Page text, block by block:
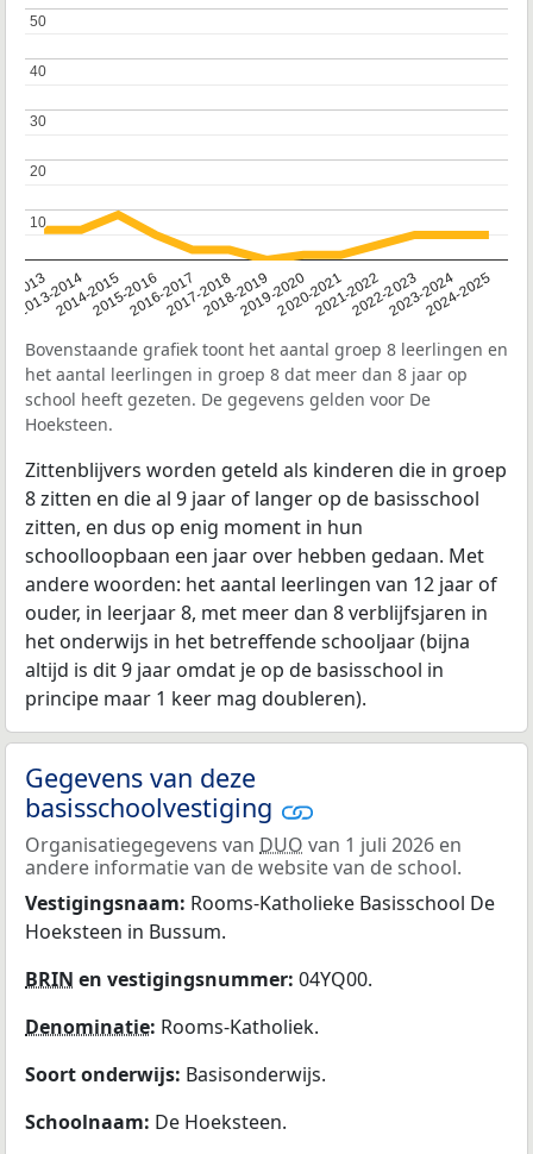
2013
2013-2014
2014-20152015-20162016-20172017-20182018-20192019-20202020-20212021-20222022-20232023-20242024-2025
10
10
20
20
30
30
40
40
50
50
Bovenstaande grafiek toont het aantal groep 8 leerlingen en
het aantal leerlingen in groep 8 dat meer dan 8 jaar op
school heeft gezeten. De gegevens gelden voor De
Hoeksteen.
Zittenblijvers worden geteld als kinderen die in groep
8 zitten en die al 9 jaar of langer op de basisschool
zitten, en dus op enig moment in hun
schoolloopbaan een jaar over hebben gedaan. Met
andere woorden: het aantal leerlingen van 12 jaar of
ouder, in leerjaar 8, met meer dan 8 verblijfsjaren in
het onderwijs in het betreffende schooljaar (bijna
altijd is dit 9 jaar omdat je op de basisschool in
principe maar 1 keer mag doubleren).
Gegevens van deze
basisschoolvestiging
Organisatiegegevens van DUO van 1 juli 2026 en
andere informatie van de website van de school.
Vestigingsnaam: Rooms-Katholieke Basisschool De
Hoeksteen in Bussum.
BRIN en vestigingsnummer: 04YQ00.
Denominatie: Rooms-Katholiek.
Soort onderwijs: Basisonderwijs.
Schoolnaam: De Hoeksteen.